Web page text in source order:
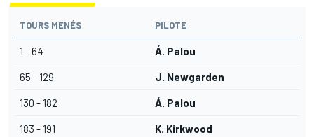
TOURS MENÉS PILOTE
1 - 64 Á. Palou
65 - 129 J. Newgarden
130 - 182 Á. Palou
183 - 191 K. Kirkwood